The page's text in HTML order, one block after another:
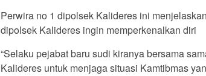
Perwira no 1 dipolsek Kalideres ini
dipolsek Kalideres ingin memperkenalkan diri
“Selaku pejabat baru sudi kiranya bersama
Kalideres untuk menjaga situasi Kamtibmas